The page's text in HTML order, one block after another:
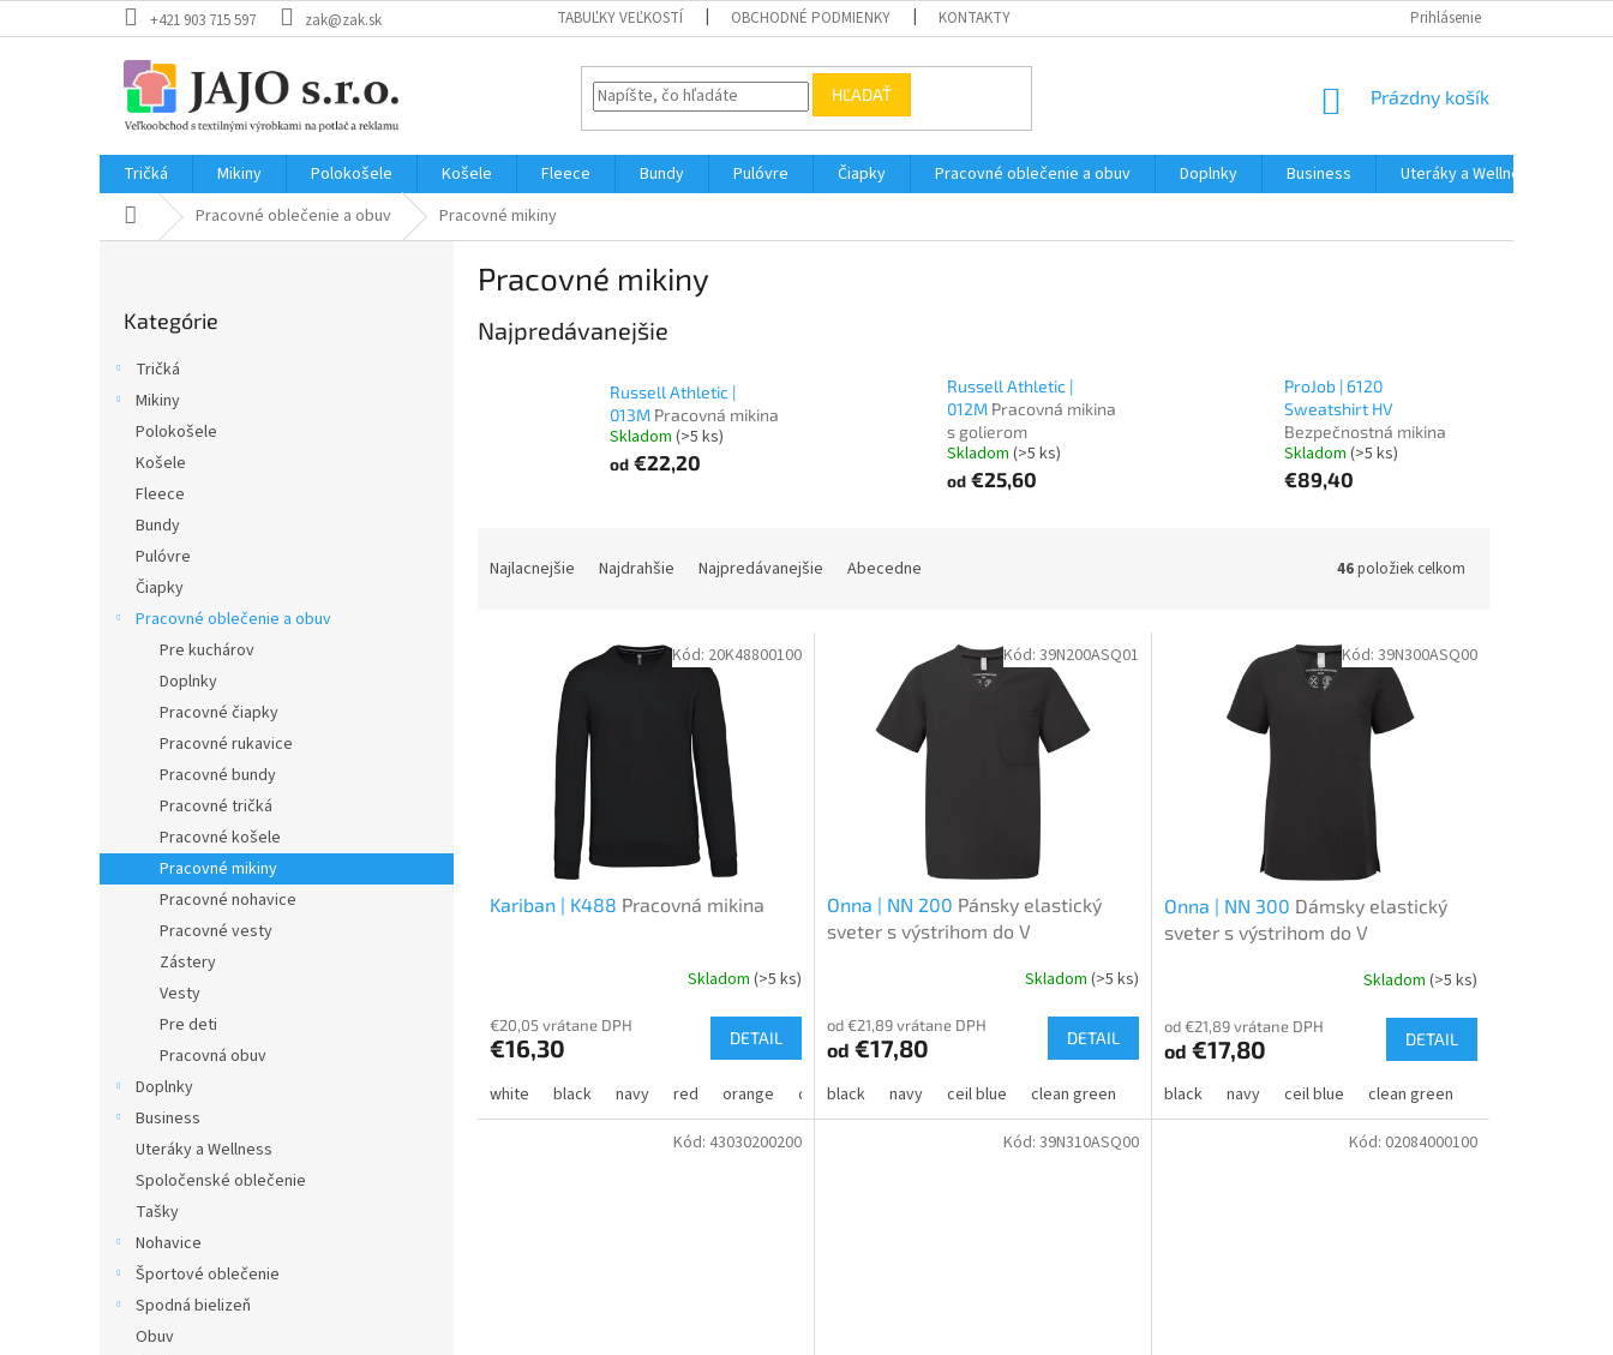
na
+421 903 715 597 zak@zak.sk TABUĽKY VEĽKOSTÍ OBCHODNÉ PODMIENKY KONTAKTY Prihlásenie
HĽADAŤ
NÁKUPNÝ
Prázdny košík
Tričká Mikiny Polokošele Košele Fleece Bundy Pulóvre Čiapky Pracovné oblečenie a obuv Doplnky Business Uteráky a Wellness
DomovPracovné oblečenie a obuv Pracovné mikiny
kategórie
Kategórie
Tričká
Mikiny
Polokošele
Košele
Fleece
Bundy
Pulóvre
Čiapky
Pracovné oblečenie a obuv
Pre kuchárov
Doplnky
Pracovné čiapky
Pracovné rukavice
Pracovné bundy
Pracovné tričká
Pracovné košele
Pracovné mikiny
Pracovné nohavice
Pracovné vesty
Zástery
Vesty
Pre deti
Pracovná obuv
Doplnky
Business
Uteráky a Wellness
Spoločenské oblečenie
Tašky
Nohavice
Športové oblečenie
Spodná bielizeň
Obuv
Pracovné mikiny
Najpredávanejšie
Russell Athletic |
013M Pracovná mikina
Skladom (>5 ks)
od €22,20
Russell Athletic |
012M Pracovná mikina
s golierom
Skladom (>5 ks)
od€25,60
ProJob | 6120
Sweatshirt HV
Bezpečnostná mikina
Skladom (>5 ks)
€89,40
Najlacnejšie Najdrahšie Najpredávanejšie Abecedne 46položiek celkom
Kariban | K488 Pracovná mikina
Skladom (>5 ks)
€20,05 vrátane DPH
€16,30 DETAIL
white black navy red orange dark grey forest green wine oxford grey dark khaki light royal blue ash heather
Kód: 20K48800100
Onna | NN 200 Pánsky elastický
sveter s výstrihom do V
Skladom (>5 ks)
od €21,89 vrátane DPH
od €17,80 DETAIL
black navy ceil blue clean green dynamo grey vital white
Kód: 39N200ASQ01
Onna | NN 300 Dámsky elastický
sveter s výstrihom do V
Skladom (>5 ks)
od €21,89 vrátane DPH
od €17,80 DETAIL
black navy ceil blue clean green
Kód: 39N300ASQ00
Kód: 43030200200 Kód: 39N310ASQ00 Kód: 02084000100